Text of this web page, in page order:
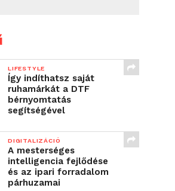
LIFESTYLE
Így indíthatsz saját
ruhamárkát a DTF
bérnyomtatás
segítségével
DIGITALIZÁCIÓ
A mesterséges
intelligencia fejlődése
és az ipari forradalom
párhuzamai